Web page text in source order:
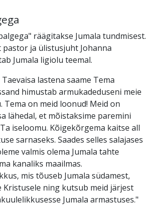
räägitakse Jumala tundmisest.
ja ülistusjuht Johanna
Jumala ligiolu teemal.
Taevaisa lastena saame Tema
himustab armukadeduseni meie
Tema on meid loonud! Meid on
lähedal, et mõistaksime paremini
iseloomu. Kõigekõrgema kaitse all
sarnaseks. Saades selles salajases
valmis olema Jumala tahte
kanaliks maailmas.
mis tõuseb Jumala südamest,
Kristusele ning kutsub meid järjest
Jumala armastuses."